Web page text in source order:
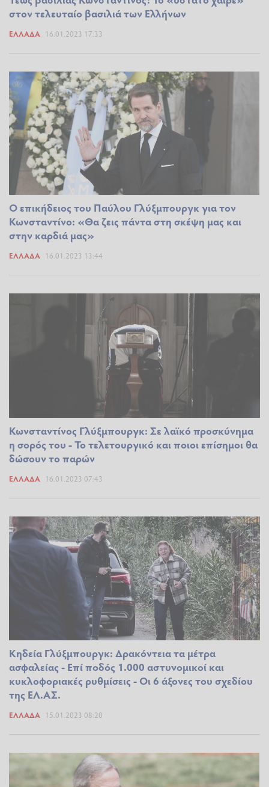
στον τελευταίο βασιλιά των Ελλήνων
ΕΛΛΆΔΑ 16.01.2023 17:33
Ο επικήδειος του Παύλου Γλύξμπουργκ για τον
Κωνσταντίνο: «Θα ζεις πάντα στη σκέψη μας και
στην καρδιά μας»
ΕΛΛΆΔΑ 16.01.2023 13:44
Κωνσταντίνος Γλύξμπουργκ: Σε λαϊκό προσκύνημα
η σορός του - Το τελετουργικό και ποιοι επίσημοι θα
δώσουν το παρών
ΕΛΛΆΔΑ 16.01.2023 07:43
Κηδεία Γλύξμπουργκ: Δρακόντεια τα μέτρα
ασφαλείας - Επί ποδός 1.000 αστυνομικοί και
κυκλοφοριακές ρυθμίσεις - Οι 6 άξονες του σχεδίου
της ΕΛ.ΑΣ.
ΕΛΛΆΔΑ 15.01.2023 08:20